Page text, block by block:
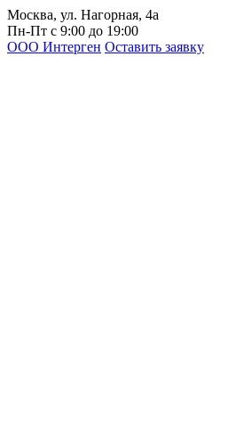
Москва, ул. Нагорная, 4а
Пн-Пт с 9:00 до 19:00
ООО Интерген Оставить заявку